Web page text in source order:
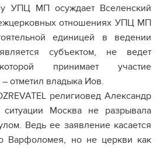
УПЦ МП осуждает Вселенский
отношениях УПЦ МП
единицей в ведении
субъектом, не ведет
принимает участие
отметил владыка Иов.
религиовед Александр
Москва не разрывала
Ведь ее заявление касается
Варфоломея, но не церкви как